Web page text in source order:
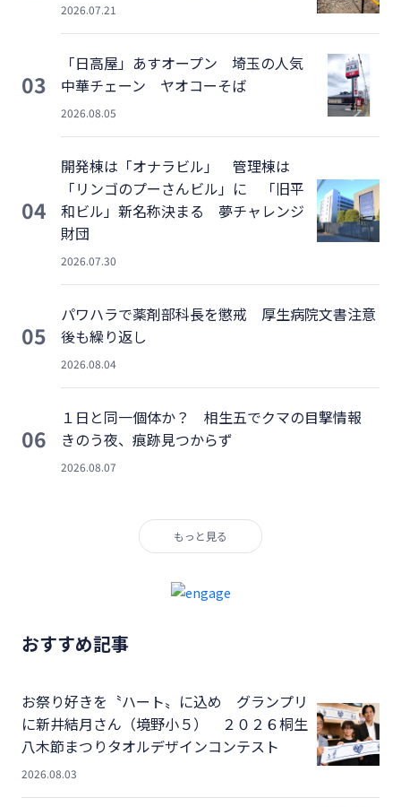
2026.07.21
03
「日高屋」あすオープン 埼玉の人気
中華チェーン ヤオコーそば
2026.08.05
04
開発棟は「オナラビル」 管理棟は
「リンゴのプーさんビル」に 「旧平
和ビル」新名称決まる 夢チャレンジ
財団
2026.07.30
05
パワハラで薬剤部科長を懲戒 厚生病院文書注意
後も繰り返し
2026.08.04
06
１日と同一個体か？ 相生五でクマの目撃情報
きのう夜、痕跡見つからず
2026.08.07
もっと見る
おすすめ記事
お祭り好きを〝ハート〟に込め グランプリ
に新井結月さん（境野小５） ２０２６桐生
八木節まつりタオルデザインコンテスト
2026.08.03